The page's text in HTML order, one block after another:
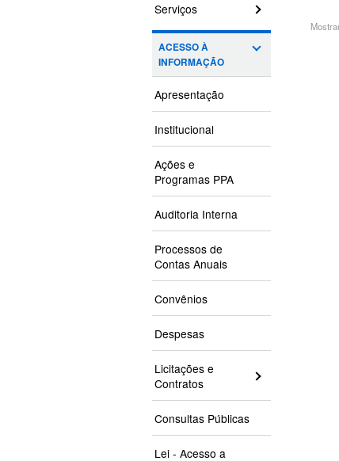
Serviços
ACESSO À
INFORMAÇÃO
Apresentação
Institucional
Ações e
Programas PPA
Auditoria Interna
Processos de
Contas Anuais
Convênios
Despesas
Licitações e
Contratos
Consultas Públicas
Lei - Acesso a